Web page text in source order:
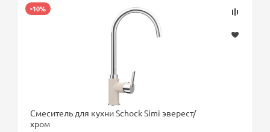
-10%
Смеситель для кухни Schock Simi эверест/
хром